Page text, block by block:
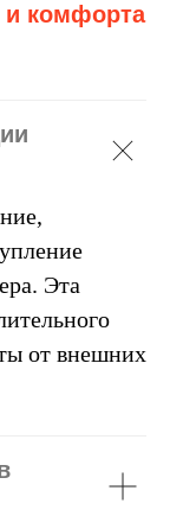
и комфорта
Эта
от внешних